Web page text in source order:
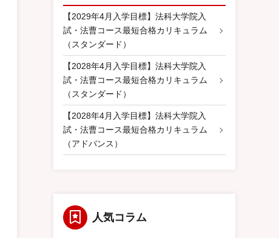
【2029年4月入学目標】法科大学院入
試・法曹コース最短合格カリキュラム
（スタンダード）
【2028年4月入学目標】法科大学院入
試・法曹コース最短合格カリキュラム
（スタンダード）
【2028年4月入学目標】法科大学院入
試・法曹コース最短合格カリキュラム
（アドバンス）
人気コラム